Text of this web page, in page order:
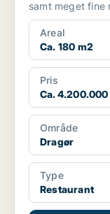
samt meget fine
servering,
Areal
Ca. 180 m2
Pris
Ca. 4.200.000
Område
Dragør
Type
Restaurant